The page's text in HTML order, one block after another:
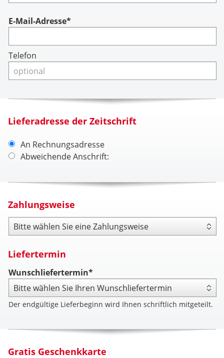
Account
E-Mail-Adresse*
Telefon
Lieferadresse der Zeitschrift
An Rechnungsadresse
Abweichende Anschrift:
Zahlungsweise
Zahlungsweise
Liefertermin
Wunschliefertermin*
Der endgültige Lieferbeginn wird Ihnen schriftlich mitgeteilt.
Gratis Geschenkkarte